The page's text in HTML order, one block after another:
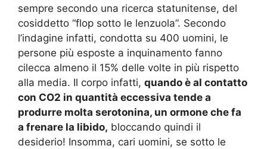
sempre secondo una ricerca statunitense, del
cosiddetto “flop sotto le lenzuola”. Secondo
l’indagine infatti, condotta su 400 uomini, le
persone più esposte a inquinamento fanno
cilecca almeno il 15% delle volte in più rispetto
alla media. Il corpo infatti, quando è al contatto
con CO2 in quantità eccessiva tende a
produrre molta serotonina, un ormone che fa
a frenare la libido, bloccando quindi il
desiderio! Insomma, cari uomini, se sotto le